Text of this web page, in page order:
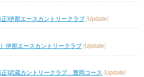
正]伊那エースカントリークラブ
Update
］伊那エースカントリークラブ [Update]
正]武蔵カントリークラブ 豊岡コース
Update